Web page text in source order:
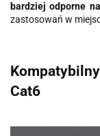
bardziej odporne
zastosowań w
Cat6